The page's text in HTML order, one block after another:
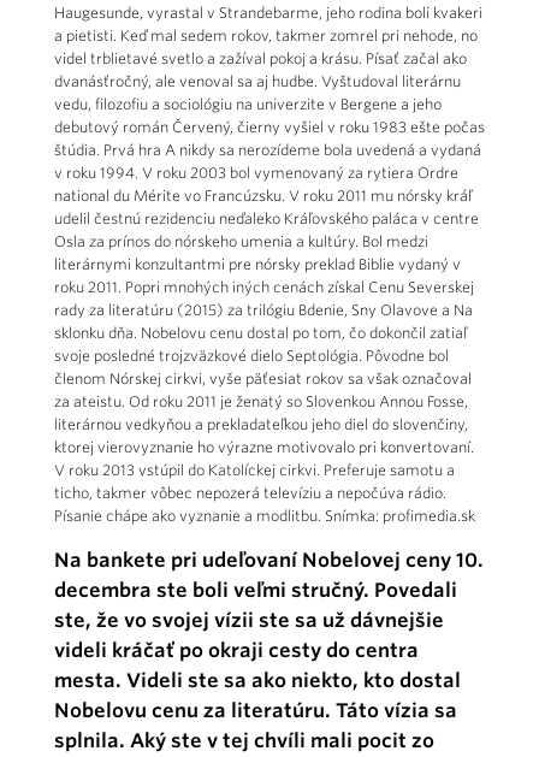
Haugesunde, vyrastal v Strandebarme, jeho rodina boli kvakeri
a pietisti. Keď mal sedem rokov, takmer zomrel pri nehode, no
videl trblietavé svetlo a zažíval pokoj a krásu. Písať začal ako
dvanásťročný, ale venoval sa aj hudbe. Vyštudoval literárnu
vedu, filozofiu a sociológiu na univerzite v Bergene a jeho
debutový román Červený, čierny vyšiel v roku 1983 ešte počas
štúdia. Prvá hra A nikdy sa nerozídeme bola uvedená a vydaná
v roku 1994. V roku 2003 bol vymenovaný za rytiera Ordre
national du Mérite vo Francúzsku. V roku 2011 mu nórsky kráľ
udelil čestnú rezidenciu neďaleko Kráľovského paláca v centre
Osla za prínos do nórskeho umenia a kultúry. Bol medzi
literárnymi konzultantmi pre nórsky preklad Biblie vydaný v
roku 2011. Popri mnohých iných cenách získal Cenu Severskej
rady za literatúru (2015) za trilógiu Bdenie, Sny Olavove a Na
sklonku dňa. Nobelovu cenu dostal po tom, čo dokončil zatiaľ
svoje posledné trojzväzkové dielo Septológia. Pôvodne bol
členom Nórskej cirkvi, vyše päťesiat rokov sa však označoval
za ateistu. Od roku 2011 je ženatý so Slovenkou Annou Fosse,
literárnou vedkyňou a prekladateľkou jeho diel do slovenčiny,
ktorej vierovyznanie ho výrazne motivovalo pri konvertovaní.
V roku 2013 vstúpil do Katolíckej cirkvi. Preferuje samotu a
ticho, takmer vôbec nepozerá televíziu a nepočúva rádio.
Písanie chápe ako vyznanie a modlitbu. Snímka: profimedia.sk
Na bankete pri udeľovaní Nobelovej ceny 10.
decembra ste boli veľmi stručný. Povedali
ste, že vo svojej vízii ste sa už dávnejšie
videli kráčať po okraji cesty do centra
mesta. Videli ste sa ako niekto, kto dostal
Nobelovu cenu za literatúru. Táto vízia sa
splnila. Aký ste v tej chvíli mali pocit zo